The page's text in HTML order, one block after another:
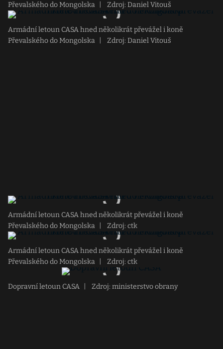
Převalského do Mongolska
Zdroj: Daniel Vitouš
Armádní letoun CASA hned několikrát převážel i koně
Převalského do Mongolska
Zdroj: Daniel Vitouš
Armádní letoun CASA hned několikrát převážel i koně
Převalského do Mongolska
Zdroj: ctk
Armádní letoun CASA hned několikrát převážel i koně
Převalského do Mongolska
Zdroj: ctk
Dopravní letoun CASA Zdroj: ministerstvo obrany